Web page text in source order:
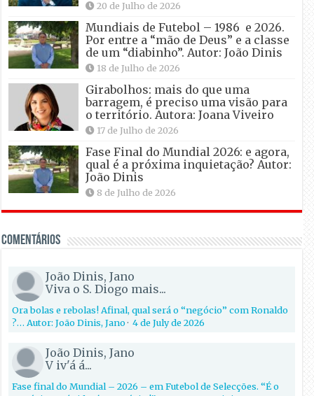
20 de Julho de 2026
Mundiais de Futebol – 1986 e 2026.
Por entre a “mão de Deus” e a classe
de um “diabinho”. Autor: João Dinis
18 de Julho de 2026
Girabolhos: mais do que uma
barragem, é preciso uma visão para
o território. Autora: Joana Viveiro
17 de Julho de 2026
Fase Final do Mundial 2026: e agora,
qual é a próxima inquietação? Autor:
João Dinis
8 de Julho de 2026
Comentários
João Dinis, Jano
Viva o S. Diogo mais...
Ora bolas e rebolas! Afinal, qual será o “negócio” com Ronaldo
?… Autor: João Dinis, Jano·4 de July de 2026
João Dinis, Jano
V iv'á á...
Fase final do Mundial – 2026 – em Futebol de Selecções. “É o